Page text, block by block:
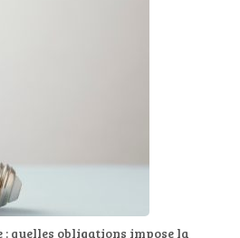
: quelles obligations impose la